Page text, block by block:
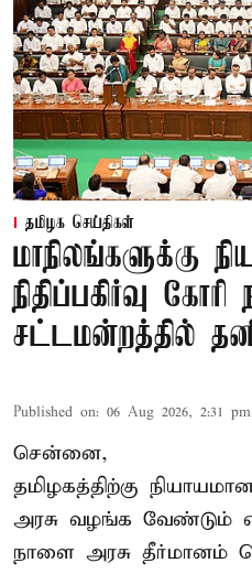
தமிழக செய்திகள்
மாநிலங்களுக்கு
நிதிப்பகிர்வு
சட்டமன்றத்தில்
Published on: 06 Aug 2026, 2:31 pm
சென்னை,
தமிழகத்திற்கு
அரசு வழங்க வேண்டும்
நாளை அரசு தீர்மானம்